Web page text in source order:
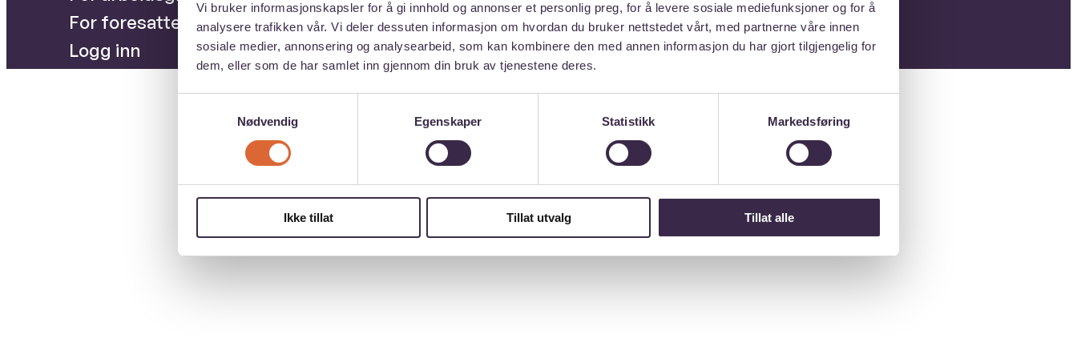
Vi bruker informasjonskapsler for å gi innhold og annonser et personlig preg, for å levere sosiale mediefunksjoner og for å
analysere trafikken vår. Vi deler dessuten informasjon om hvordan du bruker nettstedet vårt, med partnerne våre innen
sosiale medier, annonsering og analysearbeid, som kan kombinere den med annen informasjon du har gjort tilgjengelig for
dem, eller som de har samlet inn gjennom din bruk av tjenestene deres.
Nødvendig
Egenskaper Statistikk Markedsføring
Ikke tillat Tillat utvalg Tillat alle
For foresatte
Logg inn
ANSA PÅ SOSIALE MEDIER